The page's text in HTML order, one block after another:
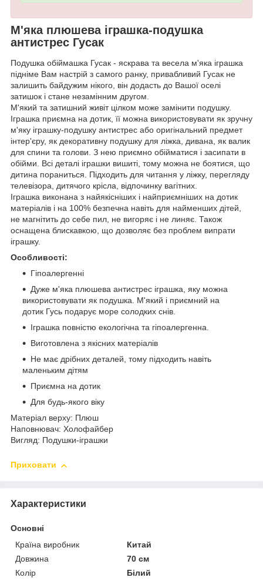
М'яка плюшева іграшка-подушка
антистрес Гусак
Подушка обіймашка Гусак - яскрава та весела м'яка іграшка
підніме Вам настрій з самого ранку, привабливий Гусак не
залишить байдужим нікого, він додасть до Вашої оселі
затишок і стане незамінним другом.
М'який та затишний живіт цілком може замінити подушку.
Іграшка приємна на дотик, її можна використовувати як зручну
м'яку іграшку-подушку антистрес або оригінальний предмет
інтер'єру, як декоративну подушку для ліжка, дивана, як валик
для спини та голови. З нею приємно обійматися і засипати в
обійми. Всі деталі іграшки вишиті, тому можна не боятися, що
дитина пораниться. Підходить для читання у ліжку, перегляду
телевізора, дитячого крісла, відпочинку вагітних.
Іграшка виконана з найякісніших і найприємніших на дотик
матеріалів і на 100% безпечна навіть для найменших дітей,
не магнітить до себе пил, не вигоряє і не линяє. Також
оснащена блискавкою, що дозволяє без проблем випрати
іграшку.
Особливості:
Гіпоалергенні
Дуже м'яка плюшева антистрес іграшка, яку можна
використовувати як подушка. М'який і приємний на
дотик Гусь подарує море солодких снів.
Іграшка повністю екологічна та гіпоалергенна.
Виготовлена з якісних матеріалів
Не має дрібних деталей, тому підходить навіть
маленьким дітям
Приємна на дотик
Для будь-якого віку
Матеріал верху: Плюш
Наповнювач: Холофайбер
Вигляд: Подушки-іграшки
Приховати
Характеристики
Основні
Країна виробник
Китай
Довжина
70 см
Колір
Білий